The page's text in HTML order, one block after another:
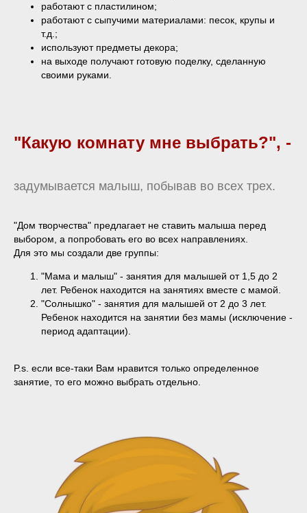
работают с пластилином;
работают с сыпучими материалами: песок, крупы и
т.д.;
используют предметы декора;
на выходе получают готовую поделку, сделанную
своими руками.
"Какую комнату мне выбрать?", -
задумывается малыш, побывав во всех трех.
"Дом творчества" предлагает не ставить малыша перед
выбором, а попробовать его во всех направлениях.
Для это мы создали две группы:
"Мама и малыш" - занятия для малышей от 1,5 до 2
лет. Ребенок находится на занятиях вместе с мамой.
"Солнышко" - занятия для малышей от 2 до 3 лет.
Ребенок находится на занятии без мамы (исключение -
период адаптации).
P.s. если все-таки Вам нравится только определенное
занятие, то его можно выбрать отдельно.